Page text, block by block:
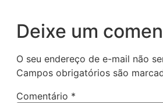
Deixe um
O seu endereço de e-mail não
Campos obrigatórios são
Comentário *